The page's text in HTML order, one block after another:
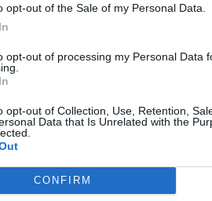
opt-out of the Sale of my Personal Data.
opt-out of processing my Personal Data
opt-out of Collection, Use, Retention,
Data that Is Unrelated with the
CONFIRM
Negrįžo iš Jūros šventės: